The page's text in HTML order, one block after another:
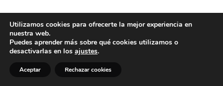
Utilizamos cookies para ofrecerte la mejor experiencia en
nuestra web.
Puedes aprender más sobre qué cookies utilizamos o
desactivarlas en los ajustes.
Aceptar Rechazar cookies